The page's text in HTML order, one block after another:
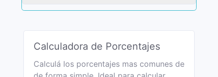
Calculadora de Porcentajes
Calculá los porcentajes mas comunes de